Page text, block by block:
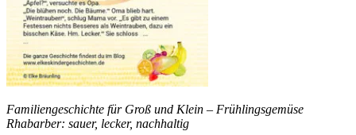
Familiengeschichte für Groß und Klein – Frühlingsgemüse
Rhabarber: sauer, lecker, nachhaltig